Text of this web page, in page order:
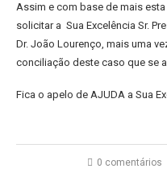
Assim e com base de mais
solicitar a Sua Excelência Sr.
Dr. João Lourenço, mais uma
conciliação deste caso que se
Fica o apelo de AJUDA a Sua
0 comentários